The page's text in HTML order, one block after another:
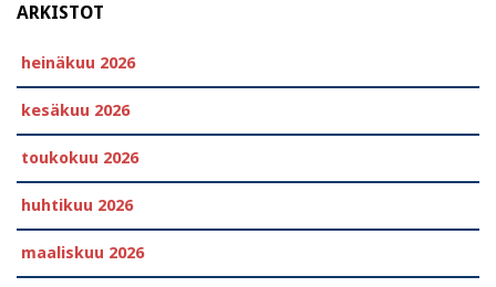
ARKISTOT
heinäkuu 2026
kesäkuu 2026
toukokuu 2026
huhtikuu 2026
maaliskuu 2026